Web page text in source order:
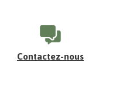
Contactez-nous